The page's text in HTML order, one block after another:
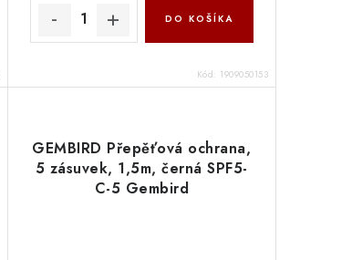
DO KOŠÍKA
Kód: 1909050153
GEMBIRD Přepěťová ochrana,
5 zásuvek, 1,5m, černá SPF5-
C-5 Gembird